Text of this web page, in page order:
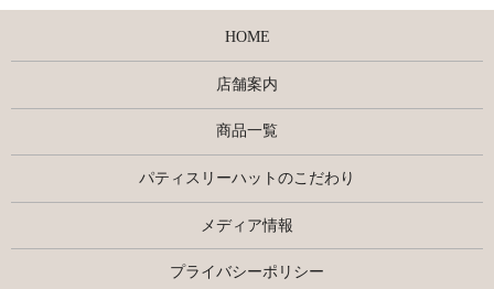
HOME
店舗案内
商品一覧
パティスリーハットのこだわり
メディア情報
プライバシーポリシー